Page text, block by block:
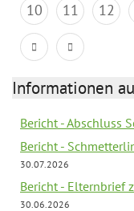
10
11 12
Informationen
Bericht - Abschluss
Bericht -
30.07.2026
Bericht - Elternbrief
30.06.2026